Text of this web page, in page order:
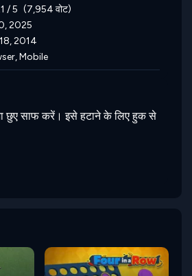
/ 5 (7,954 वोट)
2025
2014
Mobile
छुए साफ करें। इसे हटाने के लिए हुक से